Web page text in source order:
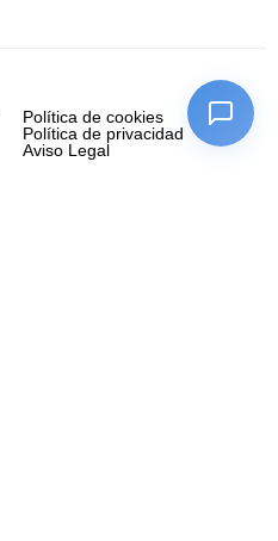
Política de cookies
Política de privacidad
Aviso Legal